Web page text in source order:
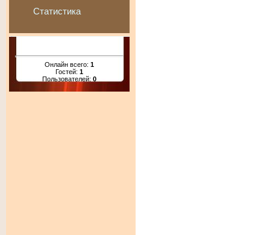
Статистика
Онлайн всего: 1
Гостей: 1
Пользователей: 0